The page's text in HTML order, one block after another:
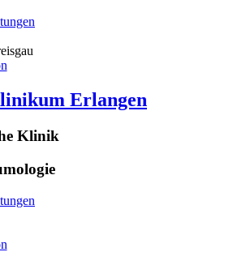
Erlangen
Klinik